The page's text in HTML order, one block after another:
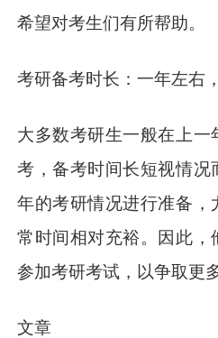
希望对考生们有所帮助。
考研备考时长：一年左右
大多数考研生一般在上一
考，备考时间长短视情况
年的考研情况进行准备，
常时间相对充裕。因此，
参加考研考试，以争取更
文章